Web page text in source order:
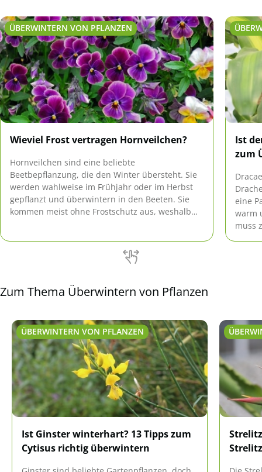
ÜBERWINTERN VON PFLANZEN
Wieviel Frost vertragen Hornveilchen?
Hornveilchen sind eine beliebte
Beetbepflanzung, die den Winter übersteht. Sie
werden wahlweise im Frühjahr oder im Herbst
gepflanzt und überwintern in den Beeten. Sie
kommen meist ohne Frostschutz aus, weshalb
Ist
zum
eine
warm
muss
Zum Thema Überwintern von Pflanzen
ÜBERWINTERN VON PFLANZEN
Ist Ginster winterhart? 13 Tipps zum
Cytisus richtig überwintern